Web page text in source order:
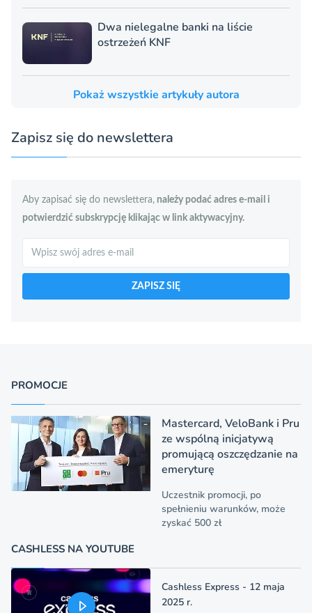
Dwa nielegalne banki na liście
ostrzeżeń KNF
Pokaż wszystkie artykuły autora
Zapisz się do newslettera
Aby zapisać się do newslettera, należy podać adres e-mail i
potwierdzić subskrypcję klikając w link aktywacyjny.
ZAPISZ SIĘ
PROMOCJE
Mastercard, VeloBank i Pru
ze wspólną inicjatywą
promującą oszczędzanie na
emeryturę
Uczestnik promocji, po
spełnieniu warunków, może
zyskać 500 zł
CASHLESS NA YOUTUBE
Cashless Express - 12 maja
2025 r.